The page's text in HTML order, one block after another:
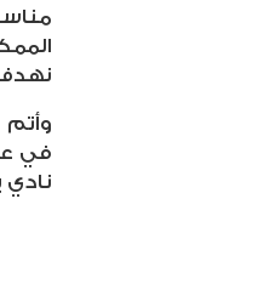
في